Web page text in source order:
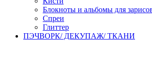
Блокноты и альбомы для
Спреи
Глиттер
ПЭЧВОРК/ ДЕКУПАЖ/ ТКАНИ